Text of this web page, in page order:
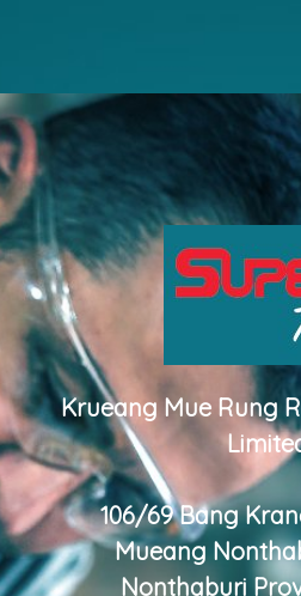
Krueang Mue Rung
106/69 Bang
Mueang
Nonthaburi